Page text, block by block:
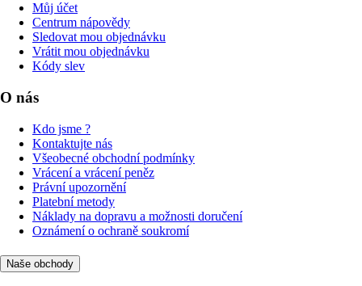
Můj účet
Centrum nápovědy
Sledovat mou objednávku
Vrátit mou objednávku
Kódy slev
O nás
Kdo jsme ?
Kontaktujte nás
Všeobecné obchodní podmínky
Vrácení a vrácení peněz
Právní upozornění
Platební metody
Náklady na dopravu a možnosti doručení
Oznámení o ochraně soukromí
Naše obchody